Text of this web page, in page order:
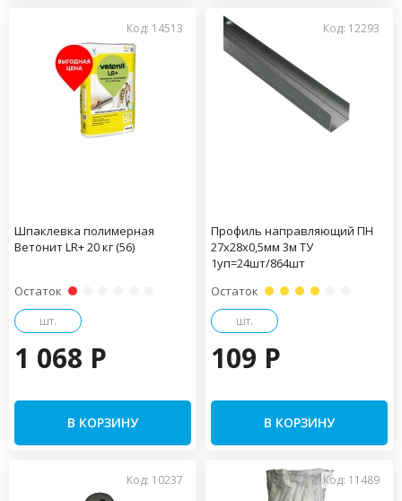
Код: 14513
Шпаклевка полимерная
Ветонит LR+ 20 кг (56)
Остаток
шт.
1 068 P
В КОРЗИНУ
Код: 12293
Профиль направляющий ПН
27х28х0,5мм 3м ТУ
1уп=24шт/864шт
Остаток
шт.
109 P
В КОРЗИНУ
Код: 10237 Код: 11489